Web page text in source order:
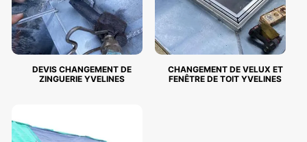
DEVIS CHANGEMENT DE
ZINGUERIE YVELINES
CHANGEMENT DE VELUX ET
FENÊTRE DE TOIT YVELINES